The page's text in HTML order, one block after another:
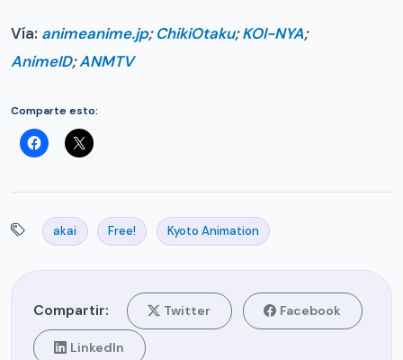
Vía: animeanime.jp; ChikiOtaku;KOI-NYA;
AnimeID;ANMTV
Comparte esto:
akai Free! Kyoto Animation
Compartir: Twitter Facebook
LinkedIn